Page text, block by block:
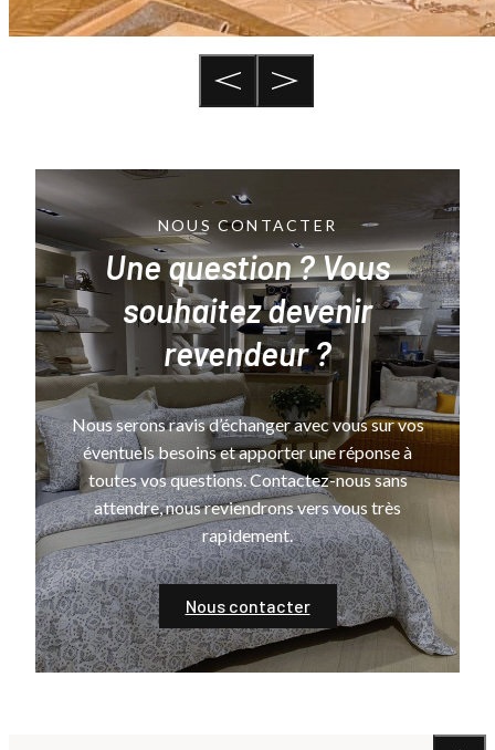
NOUS CONTACTER
Une question ? Vous
souhaitez devenir
revendeur ?
Nous serons ravis d’échanger avec vous sur vos
éventuels besoins et apporter une réponse à
toutes vos questions. Contactez-nous sans
attendre, nous reviendrons vers vous très
rapidement.
Nous contacter